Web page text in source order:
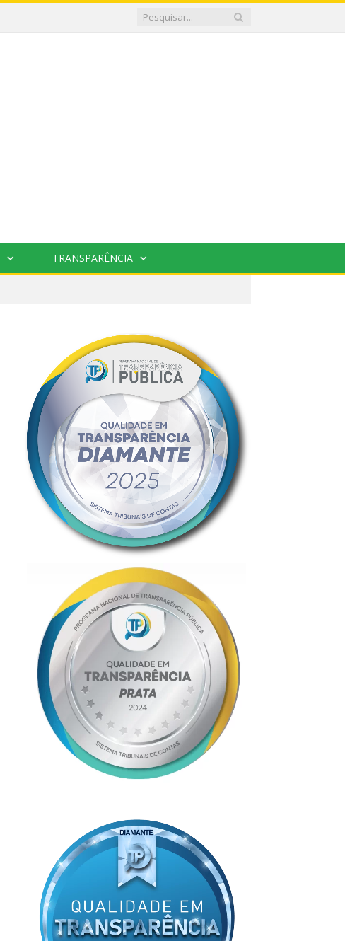
TRANSPARÊNCIA